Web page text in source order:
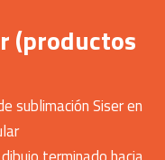
(productos
sublimación Siser en